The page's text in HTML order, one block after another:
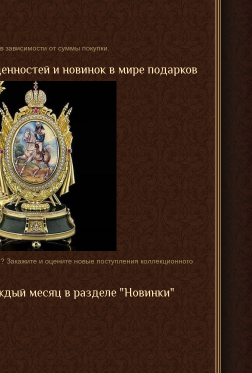
зависимости от суммы покупки.
и новинок в мире подарков
и оцените новые поступления коллекционного
месяц в разделе "Новинки"